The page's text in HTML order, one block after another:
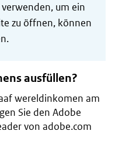
um ein
zu öffnen, können
ausfüllen?
wereldinkomen am
Sie den Adobe
von adobe.com